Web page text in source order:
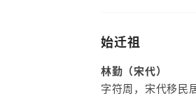
始迁祖
林勤（宋代）
字符周，宋代移民